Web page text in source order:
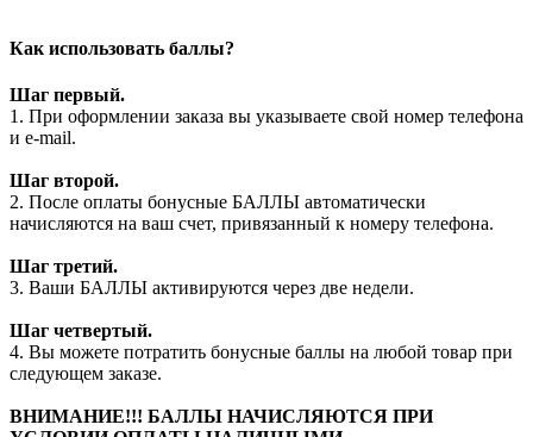
Как использовать баллы?
Шаг первый.
1. При оформлении заказа вы указываете свой номер телефона
и e-mail.
Шаг второй.
2. После оплаты бонусные БАЛЛЫ автоматически
начисляются на ваш счет, привязанный к номеру телефона.
Шаг третий.
3. Ваши БАЛЛЫ активируются через две недели.
Шаг четвертый.
4. Вы можете потратить бонусные баллы на любой товар при
следующем заказе.
ВНИМАНИЕ!!! БАЛЛЫ НАЧИСЛЯЮТСЯ ПРИ